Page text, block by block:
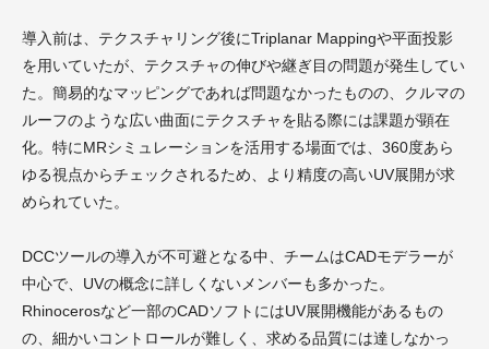
導入前は、テクスチャリング後にTriplanar Mappingや平面投影
を用いていたが、テクスチャの伸びや継ぎ目の問題が発生してい
た。簡易的なマッピングであれば問題なかったものの、クルマの
ルーフのような広い曲面にテクスチャを貼る際には課題が顕在
化。特にMRシミュレーションを活用する場面では、360度あら
ゆる視点からチェックされるため、より精度の高いUV展開が求
められていた。
DCCツールの導入が不可避となる中、チームはCADモデラーが
中心で、UVの概念に詳しくないメンバーも多かった。
Rhinocerosなど一部のCADソフトにはUV展開機能があるもの
の、細かいコントロールが難しく、求める品質には達しなかっ